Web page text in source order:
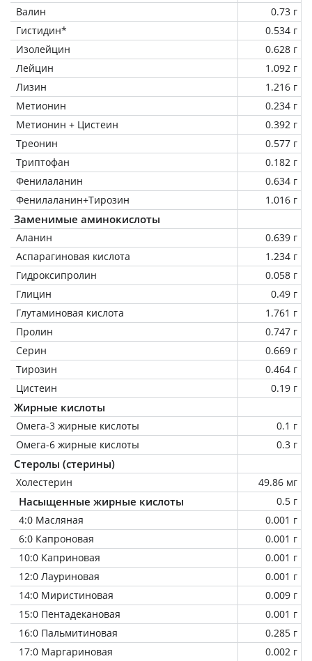
Валин
0.73 г
Гистидин*
0.534 г
Изолейцин
0.628 г
Лейцин
1.092 г
Лизин
1.216 г
Метионин
0.234 г
Метионин + Цистеин
0.392 г
Треонин
0.577 г
Триптофан
0.182 г
Фенилаланин
0.634 г
Фенилаланин+Тирозин
1.016 г
Заменимые аминокислоты
Аланин
0.639 г
Аспарагиновая кислота
1.234 г
Гидроксипролин
0.058 г
Глицин
0.49 г
Глутаминовая кислота
1.761 г
Пролин
0.747 г
Серин
0.669 г
Тирозин
0.464 г
Цистеин
0.19 г
Жирные кислоты
Омега-3 жирные кислоты
0.1 г
Омега-6 жирные кислоты
0.3 г
Стеролы (стерины)
Холестерин 49.86 мг
Насыщенные жирные кислоты
0.5 г
4:0 Масляная
0.001 г
6:0 Капроновая
0.001 г
10:0 Каприновая
0.001 г
12:0 Лауриновая
0.001 г
14:0 Миристиновая
0.009 г
15:0 Пентадекановая
0.001 г
16:0 Пальмитиновая
0.285 г
17:0 Маргариновая
0.002 г